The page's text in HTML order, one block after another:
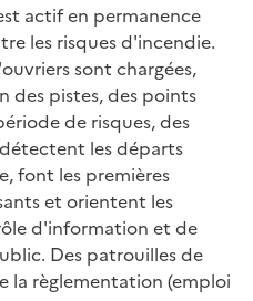
actif en permanence
les risques d'incendie.
sont chargées,
des pistes, des points
de risques, des
les départs
font les premières
et orientent les
d'information et de
Des patrouilles de
la règlementation (emploi